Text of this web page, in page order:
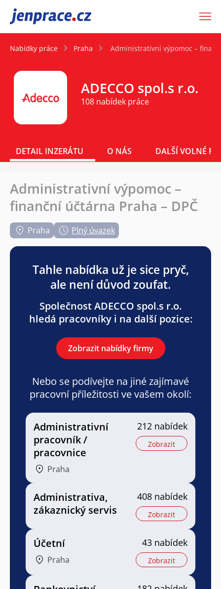
JenPráce.cz
Nabídky práce Praha Administrativní výpomoc –
ADECCO spol.s r.o.
108 nabídek práce
DETAIL INZERÁTU O NÁS DALŠÍ VOLNÉ
Administrativní výpomoc –
finanční účtárna Praha – DPČ
Praha Plný úvazek
Tahle nabídka už je sice pryč,
ale není důvod zoufat.
Společnost ADECCO spol.s r.o.
hledá pracovníky i na další pozice:
Zobrazit nabídky firmy
Nebo se podívejte na jiné zajímavé
pracovní příležitosti ve vašem okolí:
Administrativní
pracovník /
pracovnice
Praha
212 nabídek
Zobrazit
Administrativa,
zákaznický servis
408 nabídek
Zobrazit
Účetní
Praha
43 nabídek
Zobrazit